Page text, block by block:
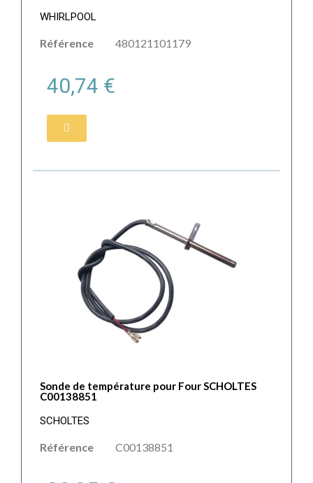
WHIRLPOOL
Référence 480121101179
40,74 €
Sonde de température pour Four SCHOLTES
C00138851
SCHOLTES
Référence C00138851